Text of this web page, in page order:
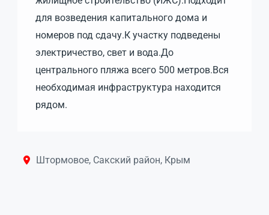
для возведения капитального дома и
номеров под сдачу.К участку подведены
электричество, свет и вода.До
центрального пляжа всего 500 метров.Вся
необходимая инфраструктура находится
рядом.
Штормовое, Сакский район, Крым